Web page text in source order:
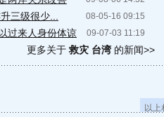
08-05-16 09:15
三级很少...
09-07-03 11:19
过来人身份体谅
更多关于救灾 台湾的新闻>>
以